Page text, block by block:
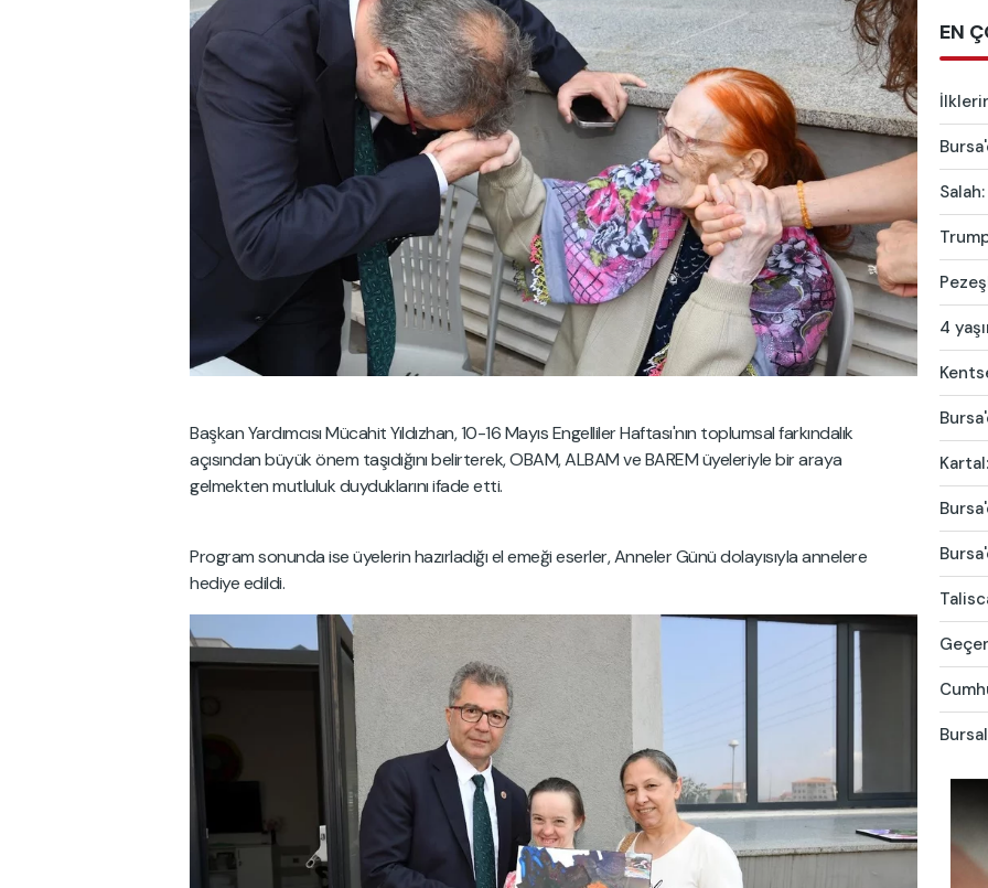
Başkan Yardımcısı Mücahit Yıldızhan, 10-16 Mayıs Engelliler Haftası'nın toplumsal farkındalık
açısından büyük önem taşıdığını belirterek, OBAM, ALBAM ve BAREM üyeleriyle bir araya
gelmekten mutluluk duyduklarını ifade etti.
Program sonunda ise üyelerin hazırladığı el emeği eserler, Anneler Günü dolayısıyla annelere
hediye edildi.
EN
4